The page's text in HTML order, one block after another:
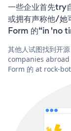
一些企业首先
或拥有声称他/
Form 的“in 'no
其他人试图找到开
companies abroad
Form 的 at rock-